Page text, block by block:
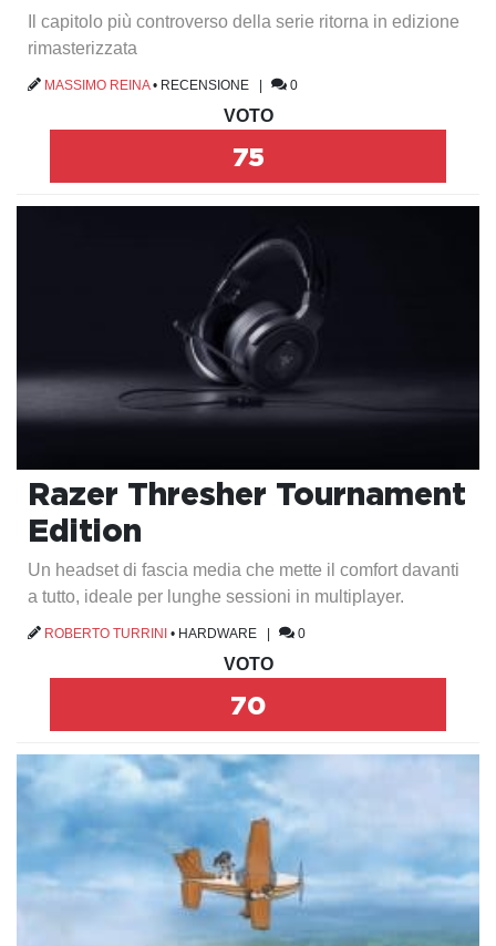
Il capitolo più controverso della serie ritorna in edizione
rimasterizzata
MASSIMO REINA• RECENSIONE 0
VOTO
75
Razer Thresher Tournament
Edition
Un headset di fascia media che mette il comfort davanti
a tutto, ideale per lunghe sessioni in multiplayer.
ROBERTO TURRINI • HARDWARE | 0
VOTO
70